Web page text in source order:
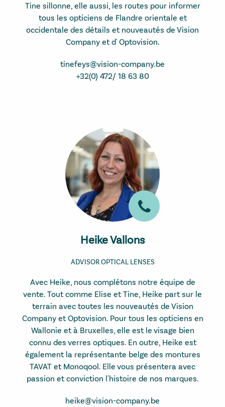
Tine sillonne, elle aussi, les routes pour informer
tous les opticiens de Flandre orientale et
occidentale des détails et nouveautés de Vision
Company et d' Optovision.
tinefeys@vision-company.be
+32(0) 472/ 18 63 80
Heike Vallons
ADVISOR OPTICAL LENSES
Avec Heike, nous complétons notre équipe de
vente. Tout comme Elise et Tine, Heike part sur le
terrain avec toutes les nouveautés de Vision
Company et Optovision. Pour tous les opticiens en
Wallonie et à Bruxelles, elle est le visage bien
connu des verres optiques. En outre, Heike est
également la représentante belge des montures
TAVAT et Monoqool. Elle vous présentera avec
passion et conviction l'histoire de nos marques.
heike@vision-company.be